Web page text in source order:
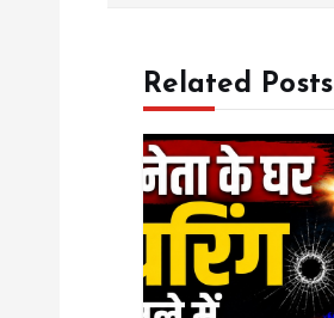
Related Posts